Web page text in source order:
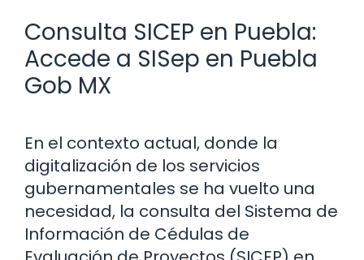
Consulta SICEP en Puebla:
Accede a SISep en Puebla
Gob MX
En el contexto actual, donde la
digitalización de los servicios
gubernamentales se ha vuelto una
necesidad, la consulta del Sistema de
Información de Cédulas de